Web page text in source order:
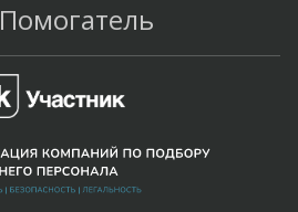
Помогатель